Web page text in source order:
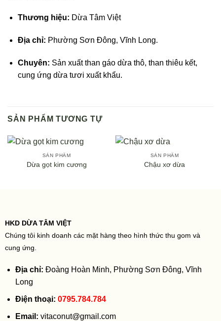
Thương hiệu: Dừa Tâm Việt
Địa chỉ: Phường Sơn Đông, Vĩnh Long.
Chuyên: Sản xuất than gáo dừa thô, than thiêu kết,
cung ứng dừa tươi xuất khẩu.
SẢN PHẨM TƯƠNG TỰ
SẢN PHẨM
Dừa gọt kim cương
SẢN PHẨM
Chậu xơ dừa
HKD DỪA TÂM VIỆT
Chúng tôi kinh doanh các mặt hàng theo hình thức thu gom và
cung ứng.
Địa chỉ: Đoàng Hoàn Minh, Phường Sơn Đông, Vĩnh
Long
Điện thoại: 0795.784.784
Email: vitaconut@gmail.com